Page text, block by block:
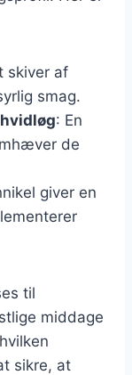
skiver af
smag.
: En
de
giver en
til
middage
sikre, at